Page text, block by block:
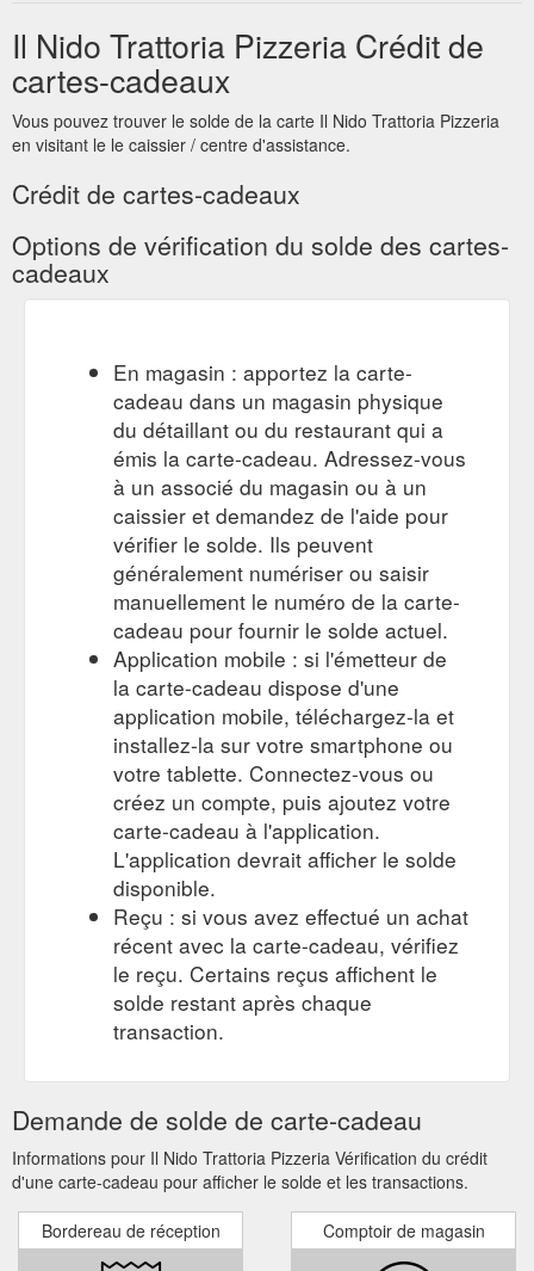
Il Nido Trattoria Pizzeria Crédit de
cartes-cadeaux
Vous pouvez trouver le solde de la carte Il Nido Trattoria Pizzeria
en visitant le le caissier / centre d'assistance.
Crédit de cartes-cadeaux
Options de vérification du solde des cartes-
cadeaux
En magasin : apportez la carte-
cadeau dans un magasin physique
du détaillant ou du restaurant qui a
émis la carte-cadeau. Adressez-vous
à un associé du magasin ou à un
caissier et demandez de l'aide pour
vérifier le solde. Ils peuvent
généralement numériser ou saisir
manuellement le numéro de la carte-
cadeau pour fournir le solde actuel.
Application mobile : si l'émetteur de
la carte-cadeau dispose d'une
application mobile, téléchargez-la et
installez-la sur votre smartphone ou
votre tablette. Connectez-vous ou
créez un compte, puis ajoutez votre
carte-cadeau à l'application.
L'application devrait afficher le solde
disponible.
Reçu : si vous avez effectué un achat
récent avec la carte-cadeau, vérifiez
le reçu. Certains reçus affichent le
solde restant après chaque
transaction.
Demande de solde de carte-cadeau
Informations pour Il Nido Trattoria Pizzeria Vérification du crédit
d'une carte-cadeau pour afficher le solde et les transactions.
Bordereau de réception Comptoir de magasin